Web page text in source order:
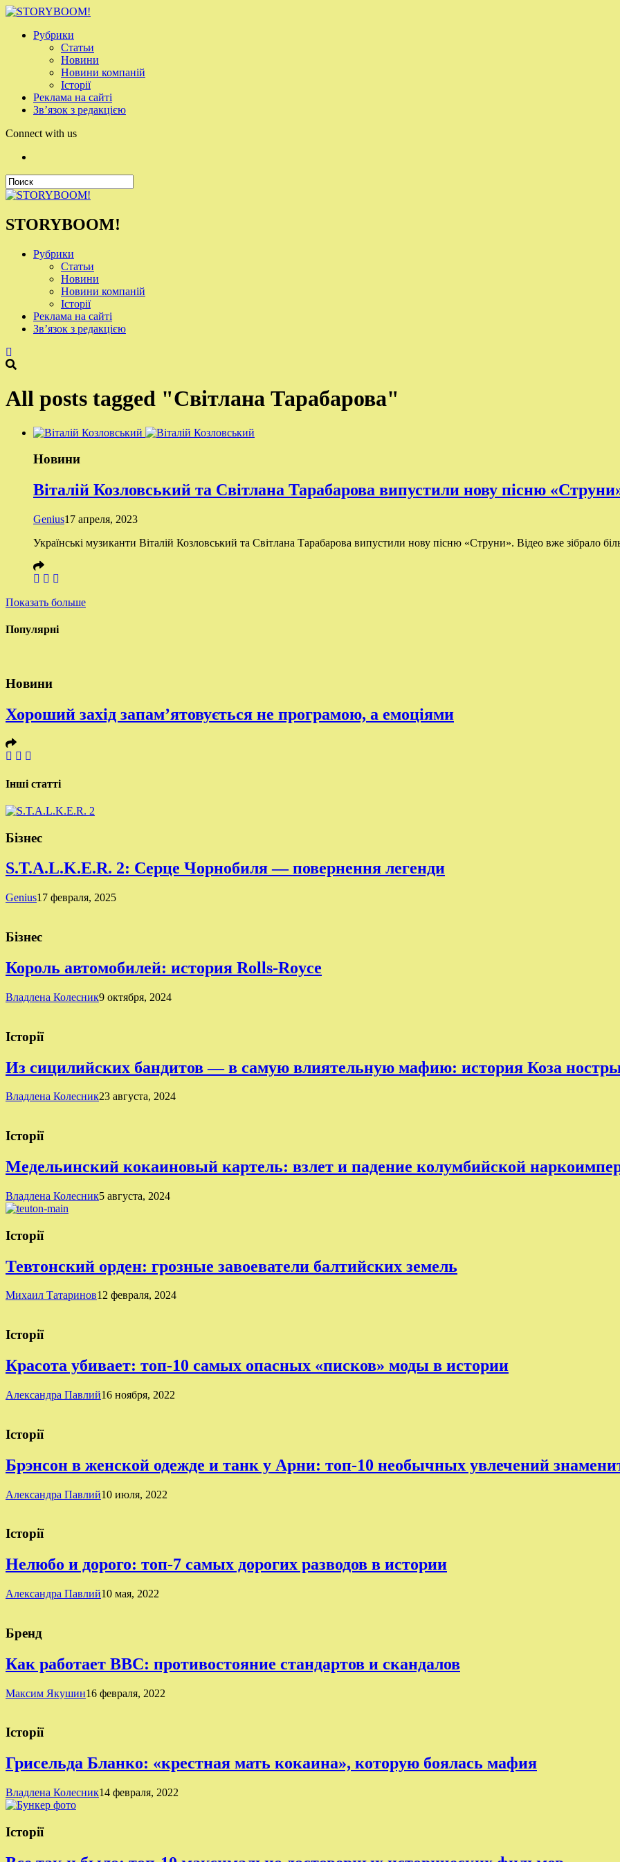
Рубрики
Статьи
Новини
Новини компаній
Історії
Реклама на сайті
Зв’язок з редакцією
Connect with us
STORYBOOM!
Рубрики
Статьи
Новини
Новини компаній
Історії
Реклама на сайті
Зв’язок з редакцією
All posts tagged "Світлана Тарабарова"
Новини
Віталій Козловський та Світлана Тарабарова випустили нову пісню
Genius17 апреля, 2023
Українські музиканти Віталій Козловський та Світлана Тарабарова випустили нову пісню «Струни». Відео вже зібрало
Показать больше
Популярні
Новини
Хороший захід запам’ятовується не програмою, а емоціями
Інші статті
Бізнес
S.T.A.L.K.E.R. 2: Серце Чорнобиля — повернення легенди
Genius17 февраля, 2025
Бізнес
Король автомобилей: история Rolls-Royce
Владлена Колесник9 октября, 2024
Історії
Из сицилийских бандитов — в самую влиятельную мафию: история Коза
Владлена Колесник23 августа, 2024
Історії
Медельинский кокаиновый картель: взлет и падение колумбийской
Владлена Колесник5 августа, 2024
Історії
Тевтонский орден: грозные завоеватели балтийских земель
Михаил Татаринов12 февраля, 2024
Історії
Красота убивает: топ-10 самых опасных «писков» моды в истории
Александра Павлий16 ноября, 2022
Історії
Брэнсон в женской одежде и танк у Арни: топ-10 необычных увлечений
Александра Павлий10 июля, 2022
Історії
Нелюбо и дорого: топ-7 самых дорогих разводов в истории
Александра Павлий10 мая, 2022
Бренд
Как работает BBC: противостояние стандартов и скандалов
Максим Якушин16 февраля, 2022
Історії
Грисельда Бланко: «крестная мать кокаина», которую боялась мафия
Владлена Колесник14 февраля, 2022
Історії